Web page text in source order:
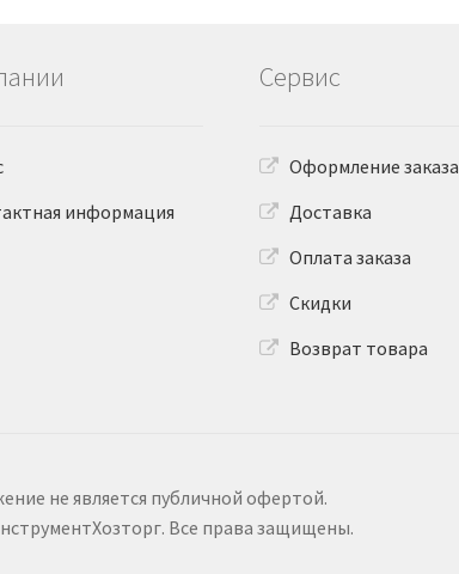
информация
Сервис
Оформление заказа
Доставка
Оплата заказа
Скидки
Возврат товара
не является публичной офертой.
Все права защищены.